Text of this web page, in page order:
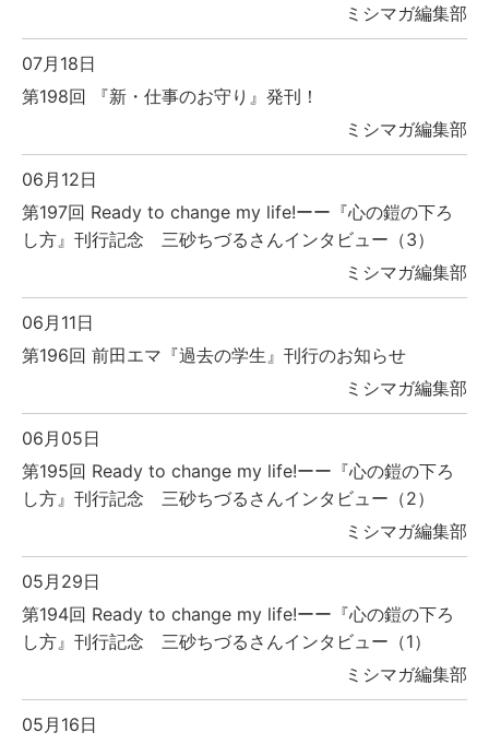
ミシマガ編集部
07月18日
第198回 『新・仕事のお守り』発刊！
ミシマガ編集部
06月12日
第197回 Ready to change my life!ーー『心の鎧の下ろ
し方』刊行記念 三砂ちづるさんインタビュー（3）
ミシマガ編集部
06月11日
第196回 前田エマ『過去の学生』刊行のお知らせ
ミシマガ編集部
06月05日
第195回 Ready to change my life!ーー『心の鎧の下ろ
し方』刊行記念 三砂ちづるさんインタビュー（2）
ミシマガ編集部
05月29日
第194回 Ready to change my life!ーー『心の鎧の下ろ
し方』刊行記念 三砂ちづるさんインタビュー（1）
ミシマガ編集部
05月16日